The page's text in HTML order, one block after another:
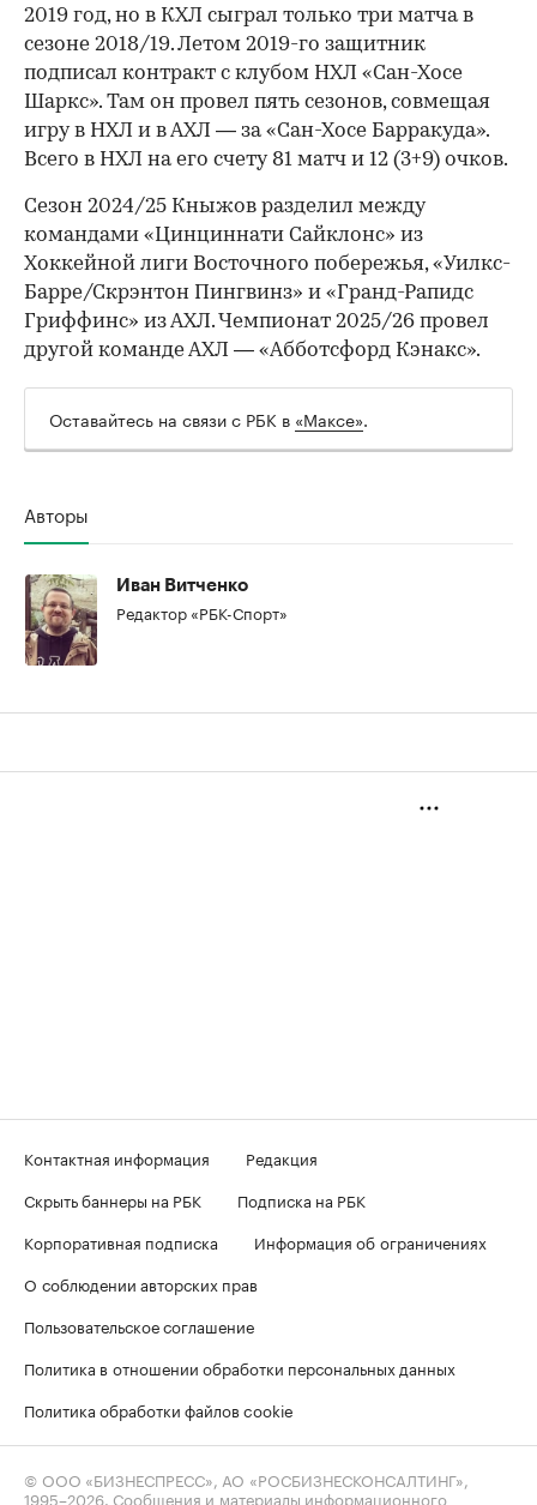
2019 год, но в КХЛ сыграл только три матча в
сезоне 2018/19. Летом 2019-го защитник
подписал контракт с клубом НХЛ «Сан-Хосе
Шаркс». Там он провел пять сезонов, совмещая
игру в НХЛ и в АХЛ — за «Сан-Хосе Барракуда».
Всего в НХЛ на его счету 81 матч и 12 (3+9) очков.
Сезон 2024/25 Кныжов разделил между
командами «Цинциннати Сайклонс» из
Хоккейной лиги Восточного побережья, «Уилкс-
Барре/Скрэнтон Пингвинз» и «Гранд-Рапидс
Гриффинс» из АХЛ. Чемпионат 2025/26 провел
другой команде АХЛ — «Абботсфорд Кэнакс».
Оставайтесь на связи с РБК в «Максе».
Авторы
Иван Витченко
Редактор «РБК-Спорт»
Контактная информация
Редакция
Скрыть баннеры на РБК
Подписка на РБК
Корпоративная подписка
Информация об ограничениях
О соблюдении авторских прав
Пользовательское соглашение
Политика в отношении обработки персональных данных
Политика обработки файлов cookie
© ООО «БИЗНЕСПРЕСС», АО «РОСБИЗНЕСКОНСАЛТИНГ»,
1995–2026. Сообщения и материалы информационного